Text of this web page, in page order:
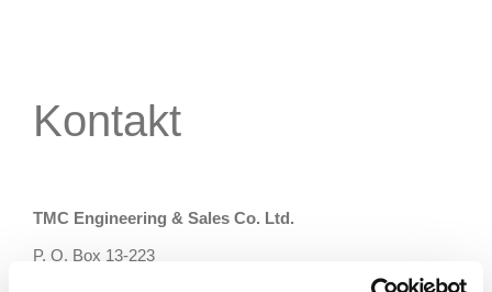
Kontakt
TMC Engineering & Sales Co. Ltd.
P. O. Box 13-223